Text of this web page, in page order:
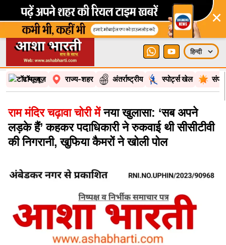
×
टॉप न्यूज़ राज्य-शहर अंतर्राष्ट्रीय स्पोर्ट्स खेल
राम मंदिर चढ़ावा चोरी मेंनया खुलासा: ‘सब अपने
लड़के हैं’ कहकर पदाधिकारी ने रुकवाई थी सीसीटीवी
की निगरानी, खुफिया कैमरों ने खोली पोल